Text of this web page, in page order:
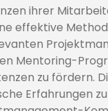
ihrer
effektive
Mentoring-
zu fördern.
Erfahrungen